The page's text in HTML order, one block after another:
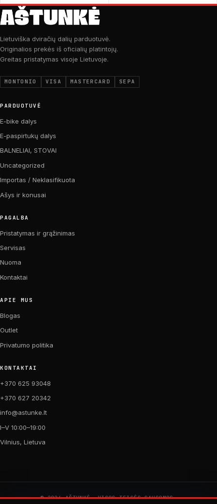
Lietuviška dviračių dalių parduotuvė.
Originalios prekės iš oficialių platintojų.
Greitas pristatymas visoje Lietuvoje.
MONTONIO VISA MASTERCARD SEPA
PARDUOTUVĖ
E-bike dalys
E-paspirtukų dalys
BALNELIAI, STOVAI
Uncategorized
Importas / Neklasifikuota
Ašys ir konusai
PAGALBA
Pristatymas ir grąžinimas
Servisas
Nuoma
Kontaktai
APIE MUS
Blogas
Outlet
Privatumo politika
KONTAKTAI
+370 625 93048
+370 627 20342
info@astunke.lt
I–V 10:00–19:00
Vilnius, Lietuva
© 2026 AŠTUNKĖ. VISOS TEISĖS SAUGOMOS.